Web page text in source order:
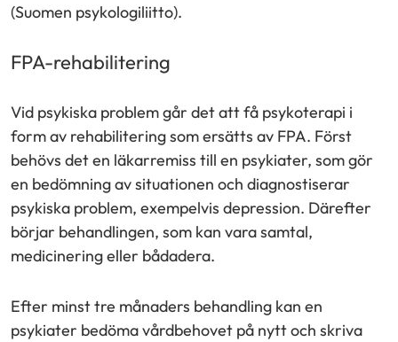
(Suomen psykologiliitto).
FPA-rehabilitering
Vid psykiska problem går det att få psykoterapi i
form av rehabilitering som ersätts av FPA. Först
behövs det en läkarremiss till en psykiater, som gör
en bedömning av situationen och diagnostiserar
psykiska problem, exempelvis depression. Därefter
börjar behandlingen, som kan vara samtal,
medicinering eller bådadera.
Efter minst tre månaders behandling kan en
psykiater bedöma vårdbehovet på nytt och skriva